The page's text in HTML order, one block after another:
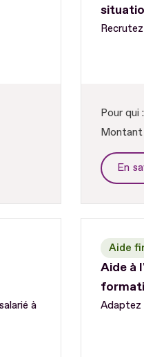
Pour qui :
Montant
En
à
Aide à
Aide
Adaptez